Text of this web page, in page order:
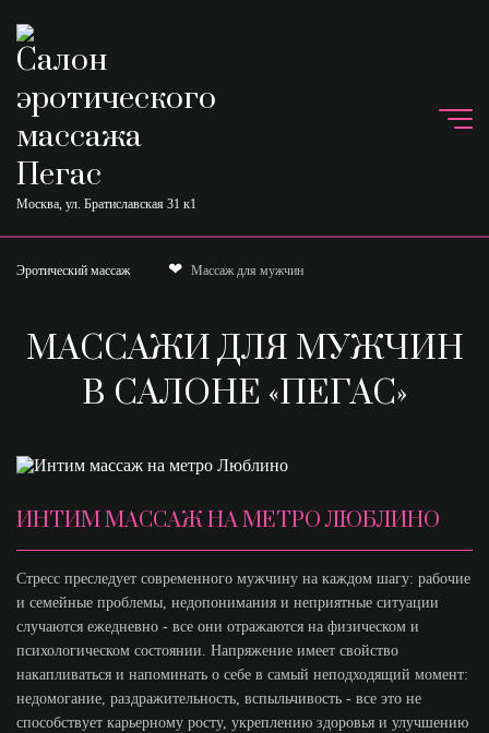
Москва, ул. Братиславская 31 к1
Эротический массаж ❤ Массаж для мужчин
МАССАЖИ ДЛЯ МУЖЧИН
В САЛОНЕ «ПЕГАС»
ИНТИМ МАССАЖ НА МЕТРО ЛЮБЛИНО
Стресс преследует современного мужчину на каждом шагу: рабочие
и семейные проблемы, недопонимания и неприятные ситуации
случаются ежедневно - все они отражаются на физическом и
психологическом состоянии. Напряжение имеет свойство
накапливаться и напоминать о себе в самый неподходящий момент:
недомогание, раздражительность, вспыльчивость - все это не
способствует карьерному росту, укреплению здоровья и улучшению